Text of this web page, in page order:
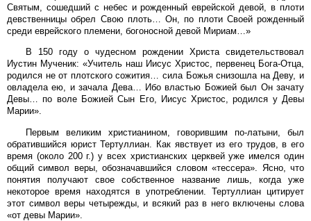
Святым, сошедший с небес и рожденный еврейской девой, в плоти
девственницы обрел Свою плоть… Он, по плоти Своей рожденный
среди еврейского племени, богоносной девой Мириам…»
В 150 году о чудесном рождении Христа свидетельствовал
Иустин Мученик: «Учитель наш Иисус Христос, первенец Бога-Отца,
родился не от плотского сожития… сила Божья снизошла на Деву, и
овладела ею, и зачала Дева… Ибо властью Божией был Он зачату
Девы… по воле Божией Сын Его, Иисус Христос, родился у Девы
Марии».
Первым великим христианином, говорившим по-латыни, был
обратившийся юрист Тертуллиан. Как явствует из его трудов, в его
время (около 200 г.) у всех христианских церквей уже имелся один
общий символ веры, обозначавшийся словом «тессера». Ясно, что
понятия получают свое собственное название лишь, когда уже
некоторое время находятся в употреблении. Тертуллиан цитирует
этот символ веры четырежды, и всякий раз в него включены слова
«от девы Марии».